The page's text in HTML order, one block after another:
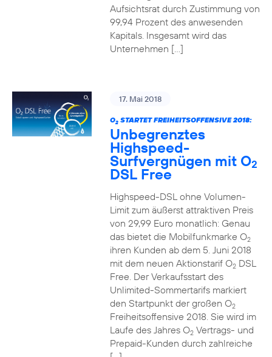
Aufsichtsrat durch Zustimmung von
99,94 Prozent des anwesenden
Kapitals. Insgesamt wird das
Unternehmen […]
17. Mai 2018
O2STARTET FREIHEITSOFFENSIVE 2018:
Unbegrenztes
Highspeed-
Surfvergnügen mit O2
DSL Free
Highspeed-DSL ohne Volumen-
Limit zum äußerst attraktiven Preis
von 29,99 Euro monatlich: Genau
das bietet die Mobilfunkmarke O2
ihren Kunden ab dem 5. Juni 2018
mit dem neuen Aktionstarif O2DSL
Free. Der Verkaufsstart des
Unlimited-Sommertarifs markiert
den Startpunkt der großen O2
Freiheitsoffensive 2018. Sie wird im
Laufe des Jahres O2Vertrags- und
Prepaid-Kunden durch zahlreiche